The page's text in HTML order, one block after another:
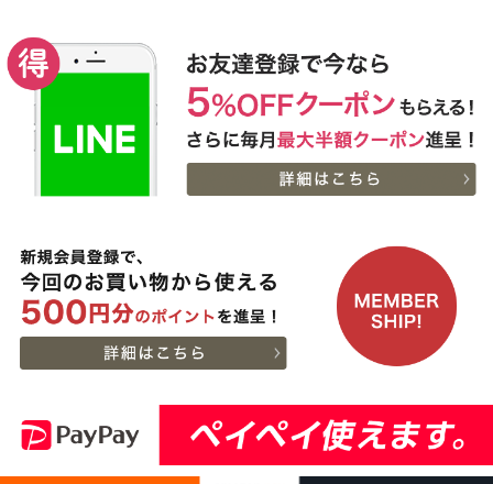
9
14:50:00
肉懐石「彩」◆焼肉
2026-
08-05
14:50:00
福岡県
神戸牛食べ比べセット 焼
肉懐石「彩」◆焼肉
11
08-05
東京都
[家庭用] A5等級神戸牛
12
08-05
大阪府
[お徳用]【最高級】神戸
牛 極上 すじ肉
2026-
08-05
09:30:00
北海道
[家庭用] A5等級神戸牛
フィレステーキ 150ｇ(1
14
2026-
08-05
06:31:00
埼玉県
神戸牛食べ比べセット 焼
肉懐石「極」◆焼肉